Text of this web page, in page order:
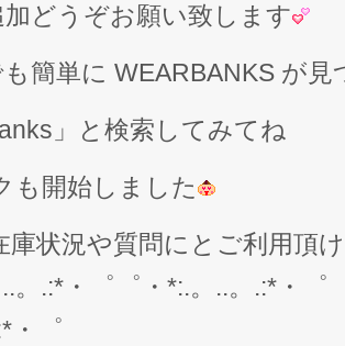
どうぞお願い致します
簡単に WEARBANKS が
」と検索してみてね
も開始しました
庫状況や質問にとご利用頂
..。.:*・゜゜・*:.。..。.:*・
・゜